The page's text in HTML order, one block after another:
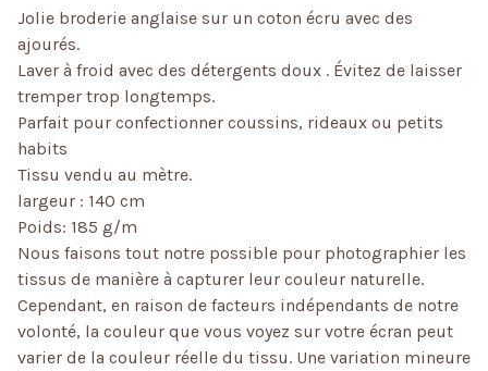
Jolie broderie anglaise sur un coton écru avec des
ajourés.
Laver à froid avec des détergents doux . Évitez de laisser
tremper trop longtemps.
Parfait pour confectionner coussins, rideaux ou petits
habits
Tissu vendu au mètre.
largeur : 140 cm
Poids: 185 g/m
Nous faisons tout notre possible pour photographier les
tissus de manière à capturer leur couleur naturelle.
Cependant, en raison de facteurs indépendants de notre
volonté, la couleur que vous voyez sur votre écran peut
varier de la couleur réelle du tissu. Une variation mineure